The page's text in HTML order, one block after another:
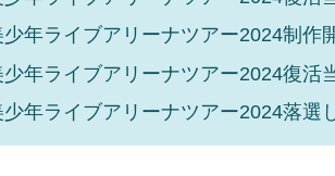
少年ライブアリーナツアー2024制作
少年ライブアリーナツアー2024復活
少年ライブアリーナツアー2024落選